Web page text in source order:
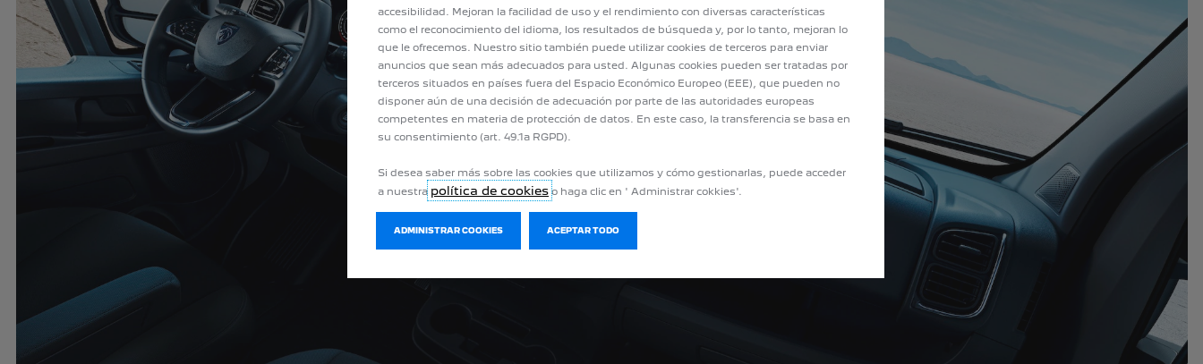
accesibilidad. Mejoran la facilidad de uso y el rendimiento con diversas características
como el reconocimiento del idioma, los resultados de búsqueda y, por lo tanto, mejoran lo
que le ofrecemos. Nuestro sitio también puede utilizar cookies de terceros para enviar
anuncios que sean más adecuados para usted. Algunas cookies pueden ser tratadas por
terceros situados en países fuera del Espacio Económico Europeo (EEE), que pueden no
disponer aún de una decisión de adecuación por parte de las autoridades europeas
competentes en materia de protección de datos. En este caso, la transferencia se basa en
su consentimiento (art. 49.1a RGPD).
Si desea saber más sobre las cookies que utilizamos y cómo gestionarlas, puede acceder
a nuestra política de cookies o haga clic en ' Administrar cokkies'.
ADMINISTRAR COOKIES ACEPTAR TODO